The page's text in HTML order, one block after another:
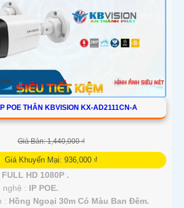
POE THÂN KBVISION KX-AD2111CN-A
Giá Bán: 1,440,000 ₫
Giá Khuyến Mại: 936,000 ₫
FULL HD 1080P .
: IP POE.
: Hồng Ngoại 30m Có Màu Ban Ðêm.